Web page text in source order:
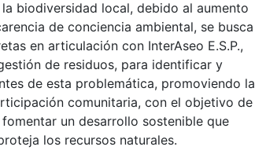
biodiversidad local, debido al aumento
de conciencia ambiental, se busca
en articulación con InterAseo E.S.P.,
de residuos, para identificar y
de esta problemática, promoviendo la
comunitaria, con el objetivo de
un desarrollo sostenible que
los recursos naturales.